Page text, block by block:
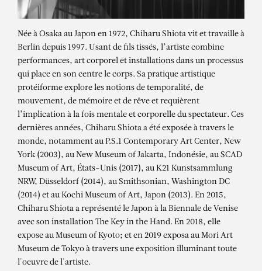
CHIHARU SHIOTA
State of Being (Book)
Née à Osaka au Japon en 1972, Chiharu Shiota vit et travaille à
Berlin depuis 1997. Usant de fils tissés, l’artiste combine
performances, art corporel et installations dans un processus
qui place en son centre le corps. Sa pratique artistique
protéiforme explore les notions de temporalité, de
mouvement, de mémoire et de rêve et requièrent
l’implication à la fois mentale et corporelle du spectateur. Ces
dernières années, Chiharu Shiota a été exposée à travers le
monde, notamment au P.S.1 Contemporary Art Center, New
York (2003), au New Museum of Jakarta, Indonésie, au SCAD
Museum of Art, États-Unis (2017), au K21 Kunstsammlung
NRW, Düsseldorf (2014), au Smithsonian, Washington DC
(2014) et au Kochi Museum of Art, Japon (2013). En 2015,
Chiharu Shiota a représenté le Japon à la Biennale de Venise
avec son installation The Key in the Hand. En 2018, elle
expose au Museum of Kyoto; et en 2019 exposa au Mori Art
Museum de Tokyo à travers une exposition illuminant toute
l'oeuvre de l'artiste.